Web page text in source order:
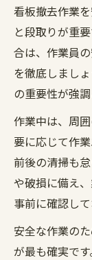
看板撤去作業
と段取りが重
合は、作業員
を徹底しまし
の重要性が強調
作業中は、周
要に応じて作
前後の清掃も
や破損に備え
事前に確認して
安全な作業の
が最も確実で